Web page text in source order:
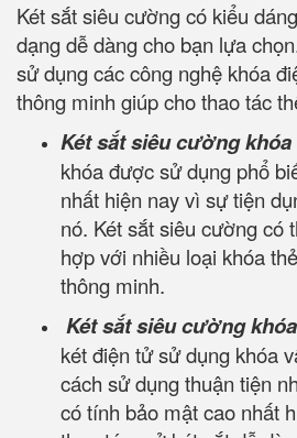
Két sắt siêu cường có kiểu
dạng dễ dàng cho bạn lựa
sử dụng các công nghệ khóa
thông minh giúp cho thao tác
Két sắt siêu cường
khóa được sử dụng phổ
nhất hiện nay vì sự tiện
nó. Két sắt siêu cường có
hợp với nhiều loại khóa
thông minh.
Két sắt siêu cường
két điện tử sử dụng khóa
cách sử dụng thuận tiện
có tính bảo mật cao nhất